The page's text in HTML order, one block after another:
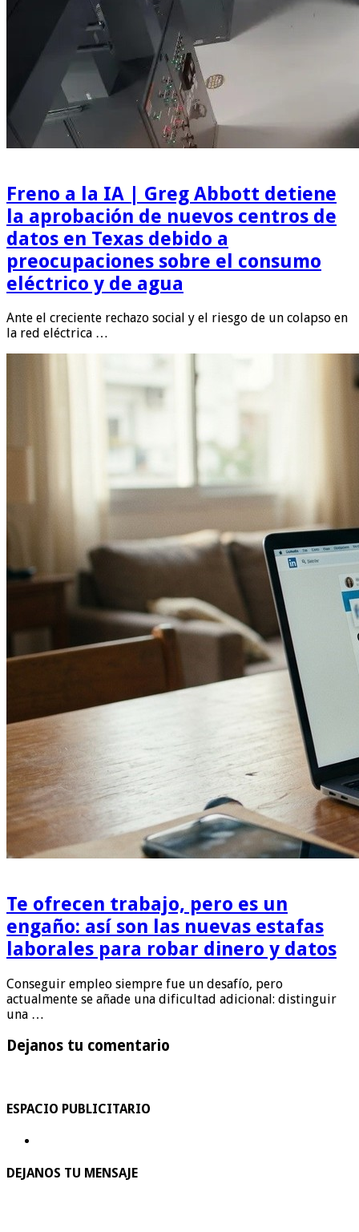
Freno a la IA | Greg Abbott detiene
la aprobación de nuevos centros de
datos en Texas debido a
preocupaciones sobre el consumo
eléctrico y de agua
Ante el creciente rechazo social y el riesgo de un colapso en
la red eléctrica …
Te ofrecen trabajo, pero es un
engaño: así son las nuevas estafas
laborales para robar dinero y datos
Conseguir empleo siempre fue un desafío, pero
actualmente se añade una dificultad adicional: distinguir
una …
Dejanos tu comentario
ESPACIO PUBLICITARIO
DEJANOS TU MENSAJE